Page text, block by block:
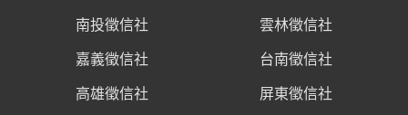
南投徵信社 雲林徵信社
嘉義徵信社 台南徵信社
高雄徵信社 屏東徵信社